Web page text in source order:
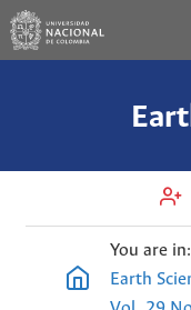
You are in:
Earth